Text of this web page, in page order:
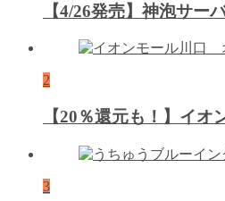
【4/26発売】神泡サー
2
【20％還元も！】イ
3